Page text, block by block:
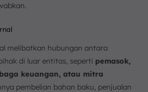
melibatkan hubungan antara
di luar entitas, seperti pemasok,
keuangan, atau mitra
pembelian bahan baku, penjualan